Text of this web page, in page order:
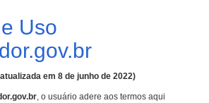
Uso
em 8 de junho de 2022)
, o usuário adere aos termos aqui